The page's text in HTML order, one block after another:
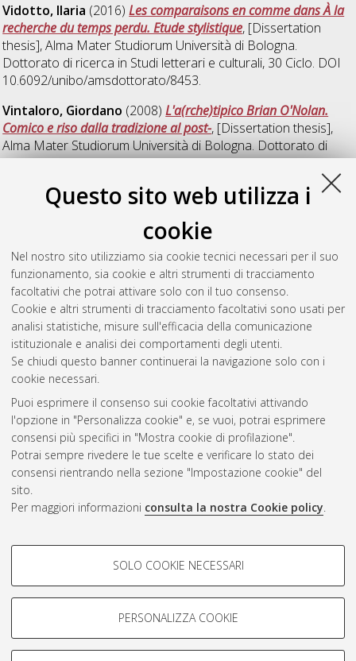
Questo sito web utilizza i
cookie
Nel nostro sito utilizziamo sia cookie tecnici necessari per il suo
funzionamento, sia cookie e altri strumenti di tracciamento
facoltativi che potrai attivare solo con il tuo consenso.
Cookie e altri strumenti di tracciamento facoltativi sono usati per
analisi statistiche, misure sull'efficacia della comunicazione
istituzionale e analisi dei comportamenti degli utenti.
Se chiudi questo banner continuerai la navigazione solo con i
cookie necessari.
Puoi esprimere il consenso sui cookie facoltativi attivando
l'opzione in "Personalizza cookie" e, se vuoi, potrai esprimere
consensi più specifici in "Mostra cookie di profilazione".
Potrai sempre rivedere le tue scelte e verificare lo stato dei
consensi rientrando nella sezione "Impostazione cookie" del
sito.
Per maggiori informazioni consulta la nostra Cookie policy.
COOKIE DI PROFILAZIONE -
Si tratta di cookie utilizzati per analizzare le caratteristiche della
navigazione degli utenti, creare profili in base al loro comportamento
Mostra cookie di profilazione
SOLO COOKIE NECESSARI
PERSONALIZZA COOKIE
Vidotto, Ilaria (2016)Les comparaisons en comme dans À la
recherche du temps perdu. Etude stylistique, [Dissertation
thesis], Alma Mater Studiorum Università di Bologna.
Dottorato di ricerca in Studi letterari e culturali, 30 Ciclo. DOI
10.6092/unibo/amsdottorato/8453.
Vintaloro, Giordano (2008)L'a(rche)tipico Brian O'Nolan.
Comico e riso dalla tradizione al post-, [Dissertation thesis],
Alma Mater Studiorum Università di Bologna. Dottorato di
ricerca inLetterature e culture dei Paesi di lingua inglese, 20
Zampieri, Lucia Viola (2017)
Antonio Lobo Antunes, memorie
, [Dissertation thesis], Alma Mater Studiorum
Università di Bologna. Dottorato di ricerca in
moderne, comparate e postcoloniali, 27 Ciclo. DOI
10.6092/unibo/amsdottorato/7973.
Questa lista e' stata generata il Wed Aug 5 20:49:20 2026
Atom
Rss 1.0
Rss 2.0
ISSN: 2038-7946
Impostazioni Cookie
Informativa sulla privacy
Condizioni d’uso del sito